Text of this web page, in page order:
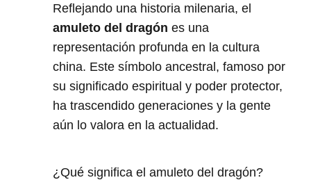
Reflejando una historia milenaria, el
amuleto del dragón es una
representación profunda en la cultura
china. Este símbolo ancestral, famoso por
su significado espiritual y poder protector,
ha trascendido generaciones y la gente
aún lo valora en la actualidad.
¿Qué significa el amuleto del dragón?